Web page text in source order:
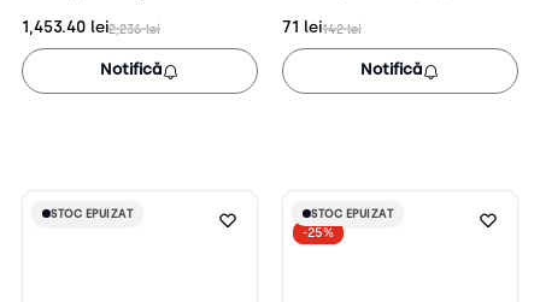
laxitate
2,236lei
1,453.40 lei
Notifică
142lei
71 lei
Notifică
STOC EPUIZAT
STOC EPUIZAT STOC EPUIZAT
-25%
STOC EPUIZAT